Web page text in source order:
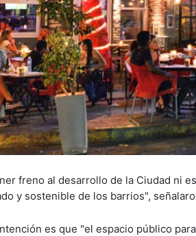
freno al desarrollo de la Ciudad ni
y sostenible de los barrios",
es que "el espacio público